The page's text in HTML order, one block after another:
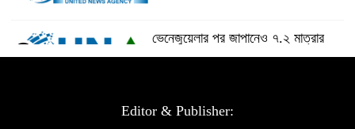
ভেনেজুয়েলার পর জাপানেও ৭.২ মাত্রার
শক্তিশালী ভূমিকম্প
টানা ৩ ম্যাচে গোল ভিনির, ইতিহাস বলছে
Editor & Publisher: